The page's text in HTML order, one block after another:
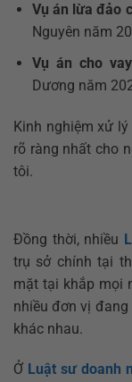
Vụ án lừa đảo
Nguyên năm
Vụ án cho
Dương năm
Kinh nghiệm xử
rõ ràng nhất cho
tôi.
Đồng thời, nhiều
trụ sở chính tại
mặt tại khắp mọi
nhiều đơn vị
khác nhau.
Ở Luật sư doanh